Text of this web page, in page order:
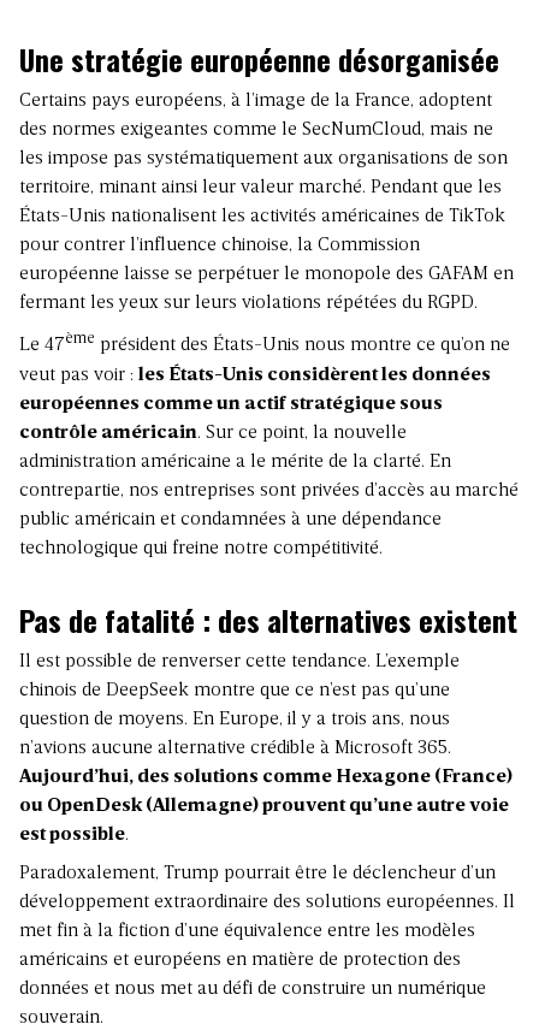
Une stratégie européenne désorganisée
Certains pays européens, à l’image de la France, adoptent
des normes exigeantes comme le SecNumCloud, mais ne
les impose pas systématiquement aux organisations de son
territoire, minant ainsi leur valeur marché. Pendant que les
États-Unis nationalisent les activités américaines de TikTok
pour contrer l’influence chinoise, la Commission
européenne laisse se perpétuer le monopole des GAFAM en
fermant les yeux sur leurs violations répétées du RGPD.
Le 47 ème président des États-Unis nous montre ce qu’on ne
veut pas voir : les États-Unis considèrent les données
européennes comme un actif stratégique sous
contrôle américain. Sur ce point, la nouvelle
administration américaine a le mérite de la clarté. En
contrepartie, nos entreprises sont privées d’accès au marché
public américain et condamnées à une dépendance
technologique qui freine notre compétitivité.
Pas de fatalité : des alternatives existent
Il est possible de renverser cette tendance. L’exemple
chinois de DeepSeek montre que ce n’est pas qu’une
question de moyens. En Europe, il y a trois ans, nous
n’avions aucune alternative crédible à Microsoft 365.
Aujourd’hui, des solutions comme Hexagone (France)
ou OpenDesk (Allemagne) prouvent qu’une autre voie
est possible.
Paradoxalement, Trump pourrait être le déclencheur d’un
développement extraordinaire des solutions européennes. Il
met fin à la fiction d’une équivalence entre les modèles
américains et européens en matière de protection des
données et nous met au défi de construire un numérique
souverain.